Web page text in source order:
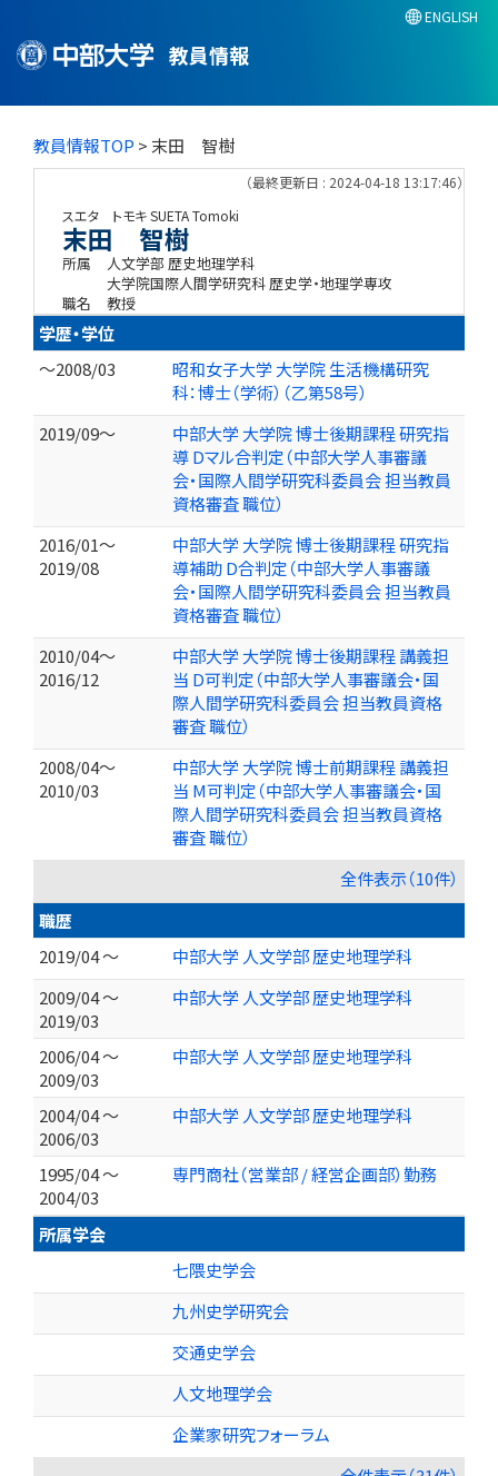
教員情報
ENGLISH
教員情報TOP > 末田 智樹
（最終更新日 : 2024-04-18 13:17:46）
スエタ トモキSUETA Tomoki
末田 智樹
所属
人文学部 歴史地理学科
大学院国際人間学研究科 歴史学・地理学専攻
職名
教授
学歴・学位
～2008/03
昭和女子大学 大学院 生活機構研究
科：博士（学術）（乙第58号）
2019/09～
中部大学 大学院 博士後期課程 研究指
導 Dマル合判定（中部大学人事審議
会・国際人間学研究科委員会 担当教員
資格審査 職位）
2016/01～
2019/08
中部大学 大学院 博士後期課程 研究指
導補助 D合判定（中部大学人事審議
会・国際人間学研究科委員会 担当教員
資格審査 職位）
2010/04～
2016/12
中部大学 大学院 博士後期課程 講義担
当 D可判定（中部大学人事審議会・国
際人間学研究科委員会 担当教員資格
審査 職位）
2008/04～
2010/03
中部大学 大学院 博士前期課程 講義担
当 M可判定（中部大学人事審議会・国
際人間学研究科委員会 担当教員資格
審査 職位）
全件表示（10件）
職歴
2019/04 ～
中部大学 人文学部 歴史地理学科
2009/04 ～
2019/03
中部大学 人文学部 歴史地理学科
2006/04 ～
2009/03
中部大学 人文学部 歴史地理学科
2004/04 ～
2006/03
中部大学 人文学部 歴史地理学科
1995/04 ～
2004/03
専門商社（営業部 / 経営企画部）勤務
所属学会
七隈史学会
九州史学研究会
交通史学会
人文地理学会
企業家研究フォーラム